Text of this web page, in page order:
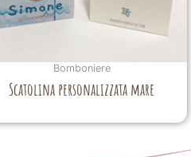
Bomboniere
Scatolina personalizzata mare